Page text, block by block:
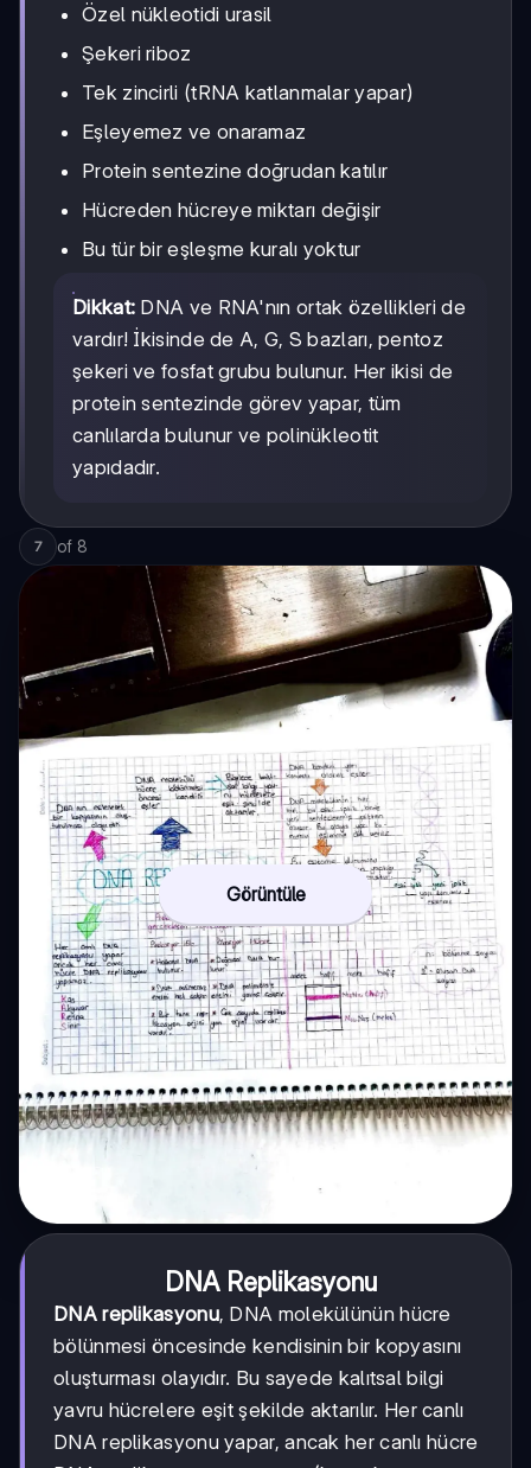
Özel nükleotidi urasil
Şekeri riboz
Tek zincirli (tRNA katlanmalar yapar)
Eşleyemez ve onaramaz
Protein sentezine doğrudan katılır
Hücreden hücreye miktarı değişir
Bu tür bir eşleşme kuralı yoktur
Dikkat: DNA ve RNA'nın ortak özellikleri de
vardır! İkisinde de A, G, S bazları, pentoz
şekeri ve fosfat grubu bulunur. Her ikisi de
protein sentezinde görev yapar, tüm
canlılarda bulunur ve polinükleotit
yapıdadır.
7 of 8
Görüntüle
DNA Replikasyonu
DNA replikasyonu, DNA molekülünün hücre
bölünmesi öncesinde kendisinin bir kopyasını
oluşturması olayıdır. Bu sayede kalıtsal bilgi
yavru hücrelere eşit şekilde aktarılır. Her canlı
DNA replikasyonu yapar, ancak her canlı hücre